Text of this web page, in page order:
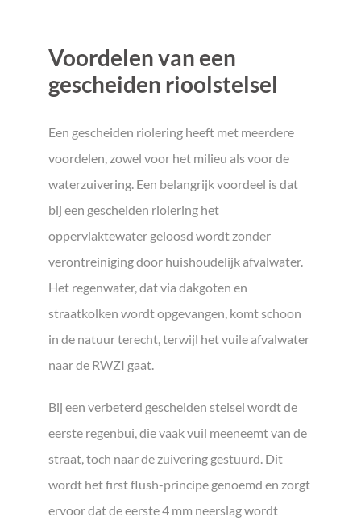
Voordelen van een
gescheiden rioolstelsel
Een gescheiden riolering heeft met meerdere
voordelen, zowel voor het milieu als voor de
waterzuivering. Een belangrijk voordeel is dat
bij een gescheiden riolering het
oppervlaktewater geloosd wordt zonder
verontreiniging door huishoudelijk afvalwater.
Het regenwater, dat via dakgoten en
straatkolken wordt opgevangen, komt schoon
in de natuur terecht, terwijl het vuile afvalwater
naar de RWZI gaat.
Bij een verbeterd gescheiden stelsel wordt de
eerste regenbui, die vaak vuil meeneemt van de
straat, toch naar de zuivering gestuurd. Dit
wordt het first flush-principe genoemd en zorgt
ervoor dat de eerste 4 mm neerslag wordt